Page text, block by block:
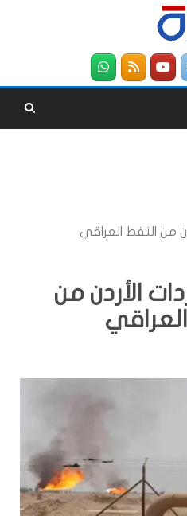
من النفط العراقي
الأردن من